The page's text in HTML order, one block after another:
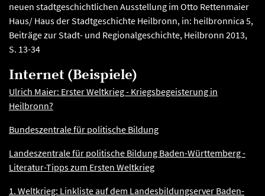
neuen stadtgeschichtlichen Ausstellung im Otto Rettenmaier
Haus/ Haus der Stadtgeschichte Heilbronn, in: heilbronnica 5,
Beiträge zur Stadt- und Regionalgeschichte, Heilbronn 2013,
S. 13-34
Internet (Beispiele)
Ulrich Maier: Erster Weltkrieg - Kriegsbegeisterung in
Heilbronn?
Bundeszentrale für politische Bildung
Landeszentrale für politische Bildung Baden-Württemberg -
Literatur-­­Tipps zum Ersten Weltkrieg
1. Weltkrieg: Linkliste auf dem Landesbildungserver Baden-